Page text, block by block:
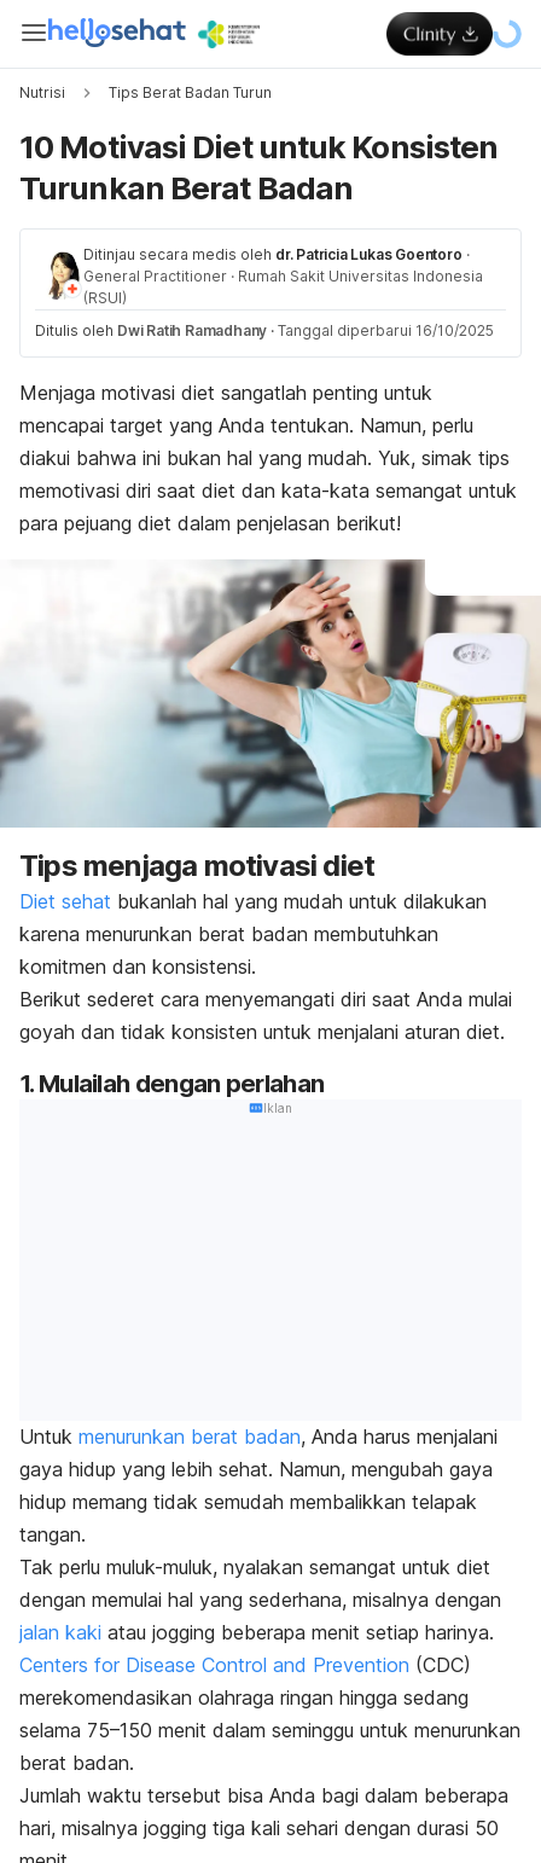
Nutrisi Tips Berat Badan Turun
10 Motivasi Diet untuk Konsisten
Turunkan Berat Badan
Ditinjau secara medis oleh dr. Patricia Lukas Goentoro ·
General Practitioner · Rumah Sakit Universitas Indonesia
(RSUI)
Ditulis oleh Dwi Ratih Ramadhany · Tanggal diperbarui 16/10/2025
Menjaga motivasi diet sangatlah penting untuk
mencapai target yang Anda tentukan. Namun, perlu
diakui bahwa ini bukan hal yang mudah. Yuk, simak tips
memotivasi diri saat diet dan kata-kata semangat untuk
para pejuang diet dalam penjelasan berikut!
Tips menjaga motivasi diet
Diet sehat bukanlah hal yang mudah untuk dilakukan
karena menurunkan berat badan membutuhkan
komitmen dan konsistensi.
Berikut sederet cara menyemangati diri saat Anda mulai
goyah dan tidak konsisten untuk menjalani aturan diet.
1. Mulailah dengan perlahan
Iklan
Untuk menurunkan berat badan, Anda harus menjalani
gaya hidup yang lebih sehat. Namun, mengubah gaya
hidup memang tidak semudah membalikkan telapak
tangan.
Tak perlu muluk-muluk, nyalakan semangat untuk diet
dengan memulai hal yang sederhana, misalnya dengan
jalan kaki atau jogging beberapa menit setiap harinya.
Centers for Disease Control and Prevention (CDC)
merekomendasikan olahraga ringan hingga sedang
selama 75–150 menit dalam seminggu untuk menurunkan
berat badan.
Jumlah waktu tersebut bisa Anda bagi dalam beberapa
hari, misalnya jogging tiga kali sehari dengan durasi 50